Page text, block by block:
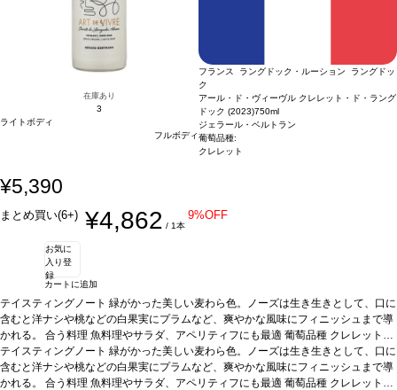
同様の場合は自動的に次のヴィンテージに変更されます、ご了承ください。
在庫あり
3
ライトボディ
フルボディ
フランス ラングドック・ルーション ラングドッ
ク
アール・ド・ヴィーヴル クレレット・ド・ラング
ドック (2023)750ml
ジェラール・ベルトラン
葡萄品種:
クレレット
¥5,390
まとめ買い(6+) ¥4,862 / 1本
9%OFF
お気に
入り登
録
カートに追加
テイスティングノート 緑がかった美しい麦わら色。ノーズは生き生きとして、口に
含むと洋ナシや桃などの白果実にプラムなど、爽やかな風味にフィニッシュまで導
かれる。 合う料理 魚料理やサラダ、アペリティフにも最適 葡萄品種 クレレット・
ダディサン (ローマ時代から知られている品種で、地中海の気候に非常に適してい
る) 南フランス原産のブドウ品種（クレレット・ダディサン）へ敬意を払って造ら
れたワイン。環境に配慮した、自然の材料から造られたテラコッタボトル。*本ヴ
テイスティングノート 緑がかった美しい麦わら色。ノーズは生き生きとして、口に
含むと洋ナシや桃などの白果実にプラムなど、爽やかな風味にフィニッシュまで導
かれる。 合う料理 魚料理やサラダ、アペリティフにも最適 葡萄品種 クレレット・